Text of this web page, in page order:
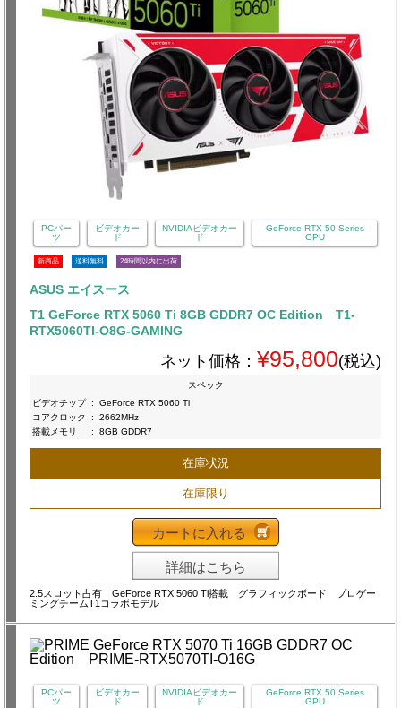
PCパー
ツ
ビデオカー
ド
NVIDIAビデオカー
ド
GeForce RTX 50 Series
GPU
新商品 送料無料 24時間以内に出荷
ASUS エイスース
T1 GeForce RTX 5060 Ti 8GB GDDR7 OC Edition T1-
RTX5060TI-O8G-GAMING
ネット価格： ¥95,800(税込)
スペック
ビデオチップ :
GeForce RTX 5060 Ti
コアクロック
:
2662MHz
搭載メモリ
: 8GB GDDR7
在庫状況
在庫限り
カートに入れる
詳細はこちら
2.5スロット占有 GeForce RTX 5060 Ti搭載 グラフィックボード プロゲー
ミングチームT1コラボモデル
PCパー
ツ
ビデオカー
ド
NVIDIAビデオカー
ド
GeForce RTX 50 Series
GPU